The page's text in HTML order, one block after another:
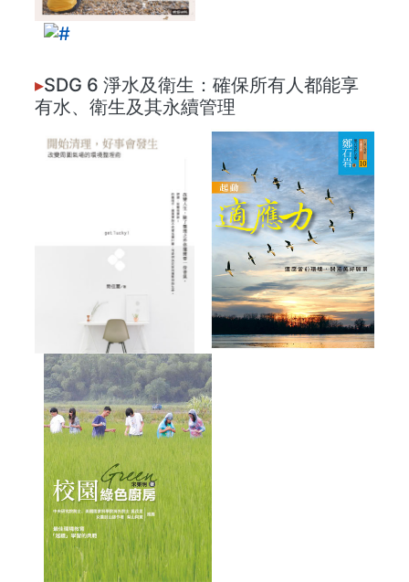
▸SDG 6 淨水及衛生：確保所有人都能享
有水、衛生及其永續管理